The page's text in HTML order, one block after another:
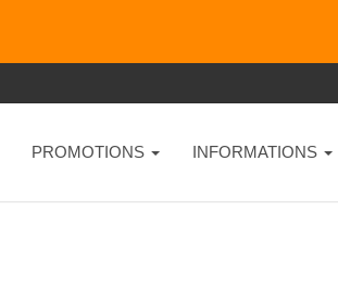
PROMOTIONS INFORMATIONS